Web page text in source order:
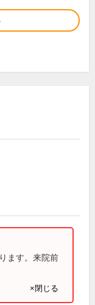
ます。来院前
×閉じる